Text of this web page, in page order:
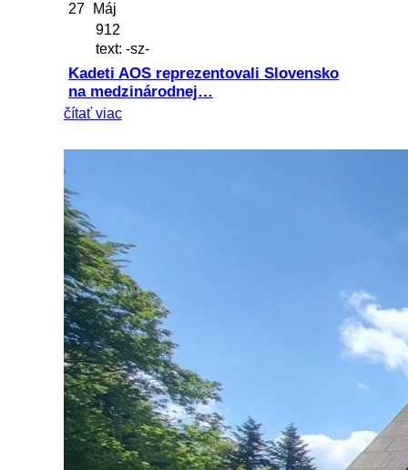
27
Máj
912
text: -sz-
Kadeti AOS reprezentovali Slovensko
na medzinárodnej…
čítať viac